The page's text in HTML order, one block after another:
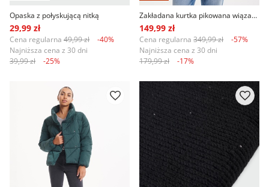
Opaska z połyskującą nitką
29,99 zł
Cena regularna 49,99 zł
-40%
Najniższa cena z 30 dni
39,99 zł
-25%
Zakładana kurtka pikowana wiązana paskiem
149,99 zł
Cena regularna 349,99 zł
-57%
Najniższa cena z 30 dni
179,99 zł
-17%